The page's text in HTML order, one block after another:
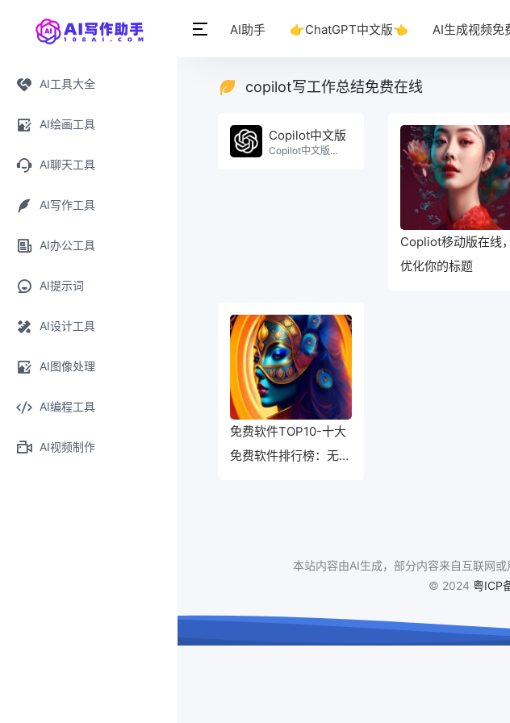
AI工具大全
AI绘画工具
AI聊天工具
AI写作工具
AI办公工具
AI提示词
AI设计工具
AI图像处理
AI编程工具
AI视频制作
AI助手 👉ChatGPT中文版👈 AI生成视频免
copilot写工作总结免费在线
Copilot中文版
Copilot中文版免费使用。
Copliot移动版在线，
优化你的标题
免费软件TOP10-十大
免费软件排行榜：无需
本站内容由AI生成，部分内容来自互联网
© 2024 粤ICP